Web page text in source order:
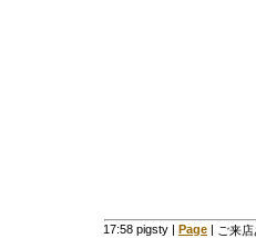
17:58 pigsty | Page | ご来